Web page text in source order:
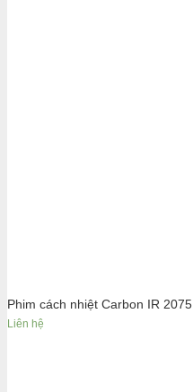
Phim cách nhiệt Carbon IR 2075
Liên hệ